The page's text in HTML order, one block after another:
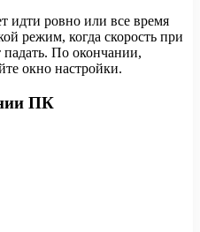
идти ровно или все время
режим, когда скорость при
По окончании,
окно настройки.
ПК